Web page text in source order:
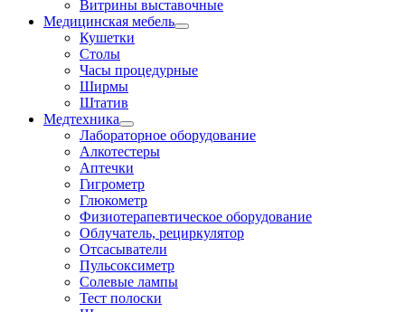
Витрины выставочные
Медицинская мебель
Кушетки
Столы
Часы процедурные
Ширмы
Штатив
Медтехника
Лабораторное оборудование
Алкотестеры
Аптечки
Гигрометр
Глюкометр
Физиотерапевтическое оборудование
Облучатель, рециркулятор
Отсасыватели
Пульсоксиметр
Солевые лампы
Тест полоски